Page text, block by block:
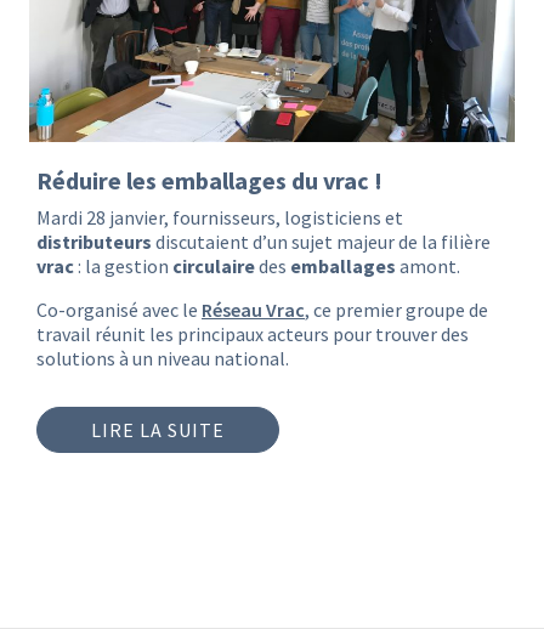
Réduire les emballages du vrac !
Mardi 28 janvier, fournisseurs, logisticiens et
distributeurs discutaient d’un sujet majeur de la filière
vrac : la gestion circulairedes emballages amont.
Co-organisé avec le Réseau Vrac, ce premier groupe de
travail réunit les principaux acteurs pour trouver des
solutions à un niveau national.
LIRE LA SUITE